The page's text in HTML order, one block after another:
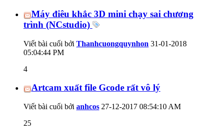
Máy điêu khắc 3D mini chạy sai chương
trình (NCstudio)
Viết bài cuối bởi Thanhcuongquynhon 31-01-2018
05:04:44 PM
4
Artcam xuất file Gcode rất vô lý
Viết bài cuối bởi anhcos 27-12-2017 08:54:10 AM
25